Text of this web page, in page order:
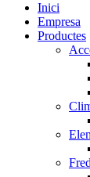
Inici
Empresa
Productes